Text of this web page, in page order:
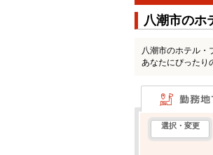
八潮市のホ
八潮市のホテル・
あなたにぴったり
勤務地で検索
選択・変更